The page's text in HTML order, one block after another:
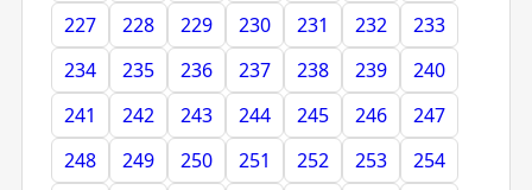
227 228 229 230 231 232
233
234
235 236 237 238 239
240
241
242 243 244 245 246
247
248
249 250 251 252 253
254